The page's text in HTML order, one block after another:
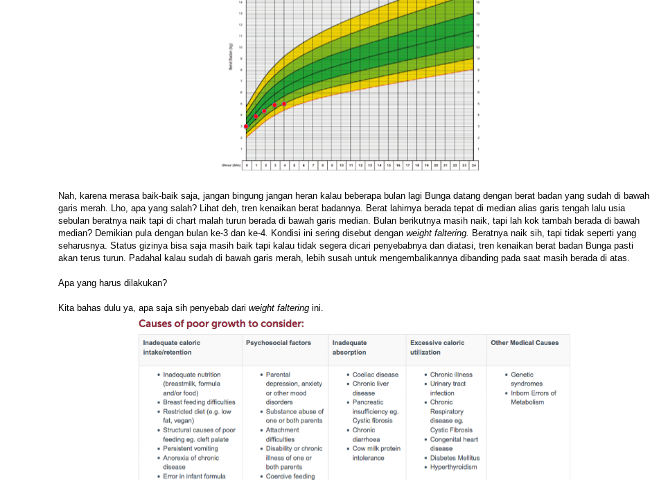
Nah, karena merasa baik-baik saja, jangan bingung jangan heran kalau beberapa bulan lagi Bunga datang dengan berat badan yang sudah di bawah
garis merah. Lho, apa yang salah? Lihat deh, tren kenaikan berat badannya. Berat lahirnya berada tepat di median alias garis tengah lalu usia
sebulan beratnya naik tapi di chart malah turun berada di bawah garis median. Bulan berikutnya masih naik, tapi lah kok tambah berada di bawah
median? Demikian pula dengan bulan ke-3 dan ke-4. Kondisi ini sering disebut dengan weight faltering. Beratnya naik sih, tapi tidak seperti yang
seharusnya. Status gizinya bisa saja masih baik tapi kalau tidak segera dicari penyebabnya dan diatasi, tren kenaikan berat badan Bunga pasti
akan terus turun. Padahal kalau sudah di bawah garis merah, lebih susah untuk mengembalikannya dibanding pada saat masih berada di atas.
Apa yang harus dilakukan?
Kita bahas dulu ya, apa saja sih penyebab dari weight faltering ini.